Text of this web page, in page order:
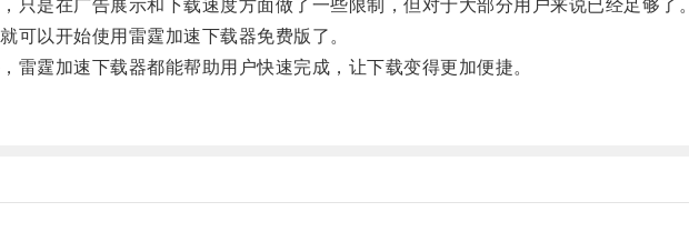
是在广告展示和下载速度方面做了一些限制，但对于大部分用户来说已经足够了。
以开始使用雷霆加速下载器免费版了。
霆加速下载器都能帮助用户快速完成，让下载变得更加便捷。